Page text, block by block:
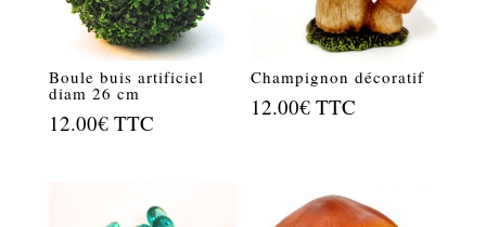
Boule buis artificiel
diam 26 cm
12.00€ TTC
Champignon décoratif
12.00€ TTC